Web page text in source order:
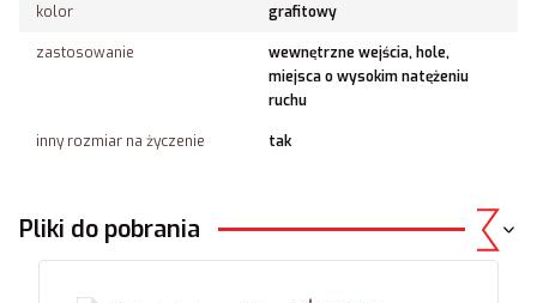
kolor grafitowy
zastosowanie
wewnętrzne wejścia, hole,
miejsca o wysokim natężeniu
ruchu
inny rozmiar na życzenie tak
Pliki do pobrania